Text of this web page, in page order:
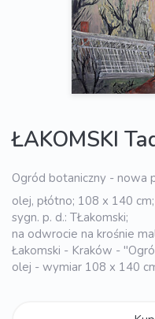
ŁAKOMSKI
Ogród botaniczny - nowa
olej, płótno; 108 x 140 cm;
sygn. p. d.: TŁakomski;
na odwrocie na krośnie
Łakomski - Kraków -
olej - wymiar 108 x 140